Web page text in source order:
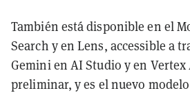
También está disponible en el
Search y en Lens, accessible a
Gemini en AI Studio y en
preliminar, y es el nuevo